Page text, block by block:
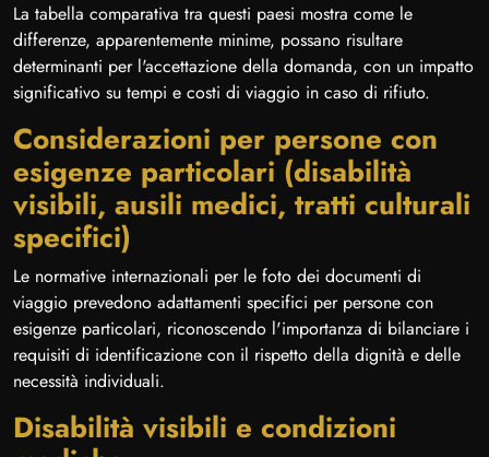
La tabella comparativa tra questi paesi mostra come le
differenze, apparentemente minime, possano risultare
determinanti per l'accettazione della domanda, con un impatto
significativo su tempi e costi di viaggio in caso di rifiuto.
Considerazioni per persone con
esigenze particolari (disabilità
visibili, ausili medici, tratti culturali
specifici)
Le normative internazionali per le foto dei documenti di
viaggio prevedono adattamenti specifici per persone con
esigenze particolari, riconoscendo l'importanza di bilanciare i
requisiti di identificazione con il rispetto della dignità e delle
necessità individuali.
Disabilità visibili e condizioni